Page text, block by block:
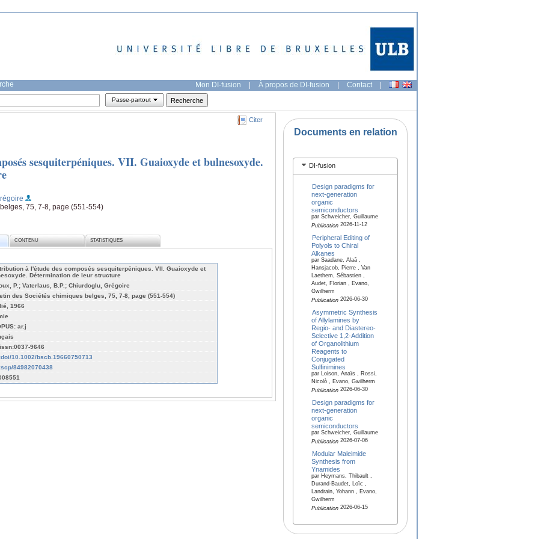
Mon DI-fusion | À propos de DI-fusion | Contact |
Passe-partout
Citer
sesquiterpéniques. VII. Guaioxyde et bulnesoxyde.
75, 7-8, page (551-554)
CONTENU STATISTIQUES
à l'étude des composés sesquiterpéniques. VII. Guaioxyde et
Détermination de leur structure
P.; Vaterlaus, B.P.; Chiurdoglu, Grégoire
des Sociétés chimiques belges, 75, 7-8, page (551-554)
1966
ar.j
9646
10.1002/bscb.19660750713
84982070438
Documents en relation
DI-fusion
Design paradigms for
next-generation
organic
semiconductors
par Schweicher, Guillaume
Publication2026-11-12
Peripheral Editing of
Polyols to Chiral
Alkanes
par Saadane, Alaâ ,
Hansjacob, Pierre , Van
Laethem, Sébastien ,
Audet, Florian , Evano,
Gwilherm
Publication2026-06-30
Asymmetric Synthesis
of Allylamines by
Regio- and Diastereo-
Selective 1,2-Addition
of Organolithium
Reagents to
Conjugated
Sulfinimines
par Loison, Anaïs , Rossi,
Nicolò , Evano, Gwilherm
Publication2026-06-30
Design paradigms for
next-generation
organic
semiconductors
par Schweicher, Guillaume
Publication2026-07-06
Modular Maleimide
Synthesis from
Ynamides
par Heymans, Thibault ,
Durand-Baudet, Loïc ,
Landrain, Yohann , Evano,
Gwilherm
Publication2026-06-15